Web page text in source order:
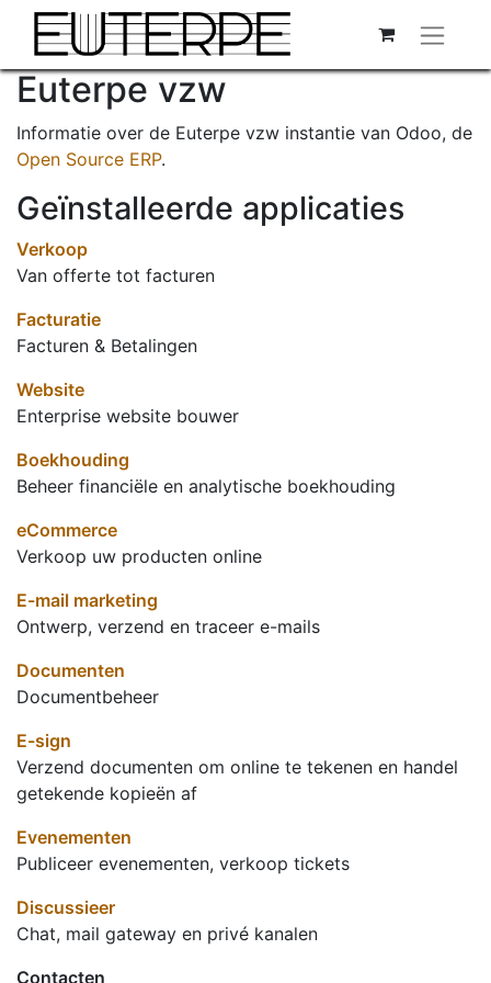
Euterpe vzw
Informatie over de Euterpe vzw instantie van Odoo, de
Open Source ERP.
Geïnstalleerde applicaties
Verkoop
Van offerte tot facturen
Facturatie
Facturen & Betalingen
Website
Enterprise website bouwer
Boekhouding
Beheer financiële en analytische boekhouding
eCommerce
Verkoop uw producten online
E-mail marketing
Ontwerp, verzend en traceer e-mails
Documenten
Documentbeheer
E-sign
Verzend documenten om online te tekenen en handel
getekende kopieën af
Evenementen
Publiceer evenementen, verkoop tickets
Discussieer
Chat, mail gateway en privé kanalen
Contacten